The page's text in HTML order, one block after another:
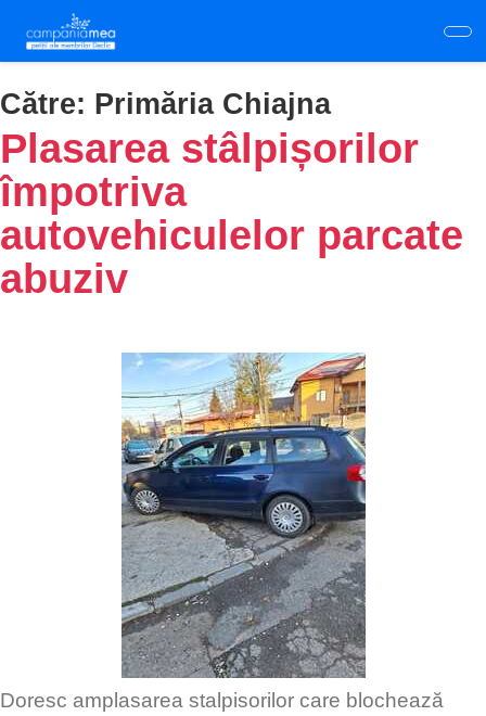
main
content
Către: Primăria Chiajna
Plasarea stâlpișorilor
împotriva
autovehiculelor parcate
abuziv
Doresc amplasarea stalpisorilor care blochează